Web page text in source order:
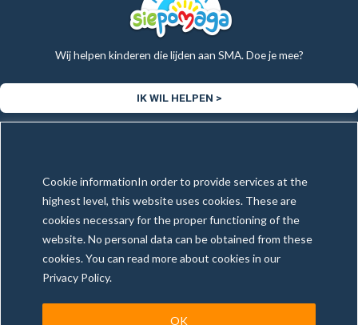
Cookie informationIn order to provide services at the
highest level, this website uses cookies. These are
cookies necessary for the proper functioning of the
website. No personal data can be obtained from these
cookies. You can read more about cookies in our
Privacy Policy.
OK
Wij helpen kinderen die lijden aan SMA. Doe je mee?
IK WIL HELPEN >
Copyright © 2025 Tax & More | Alle rechten voorbehouden
Gemaakt en onderhouden doorWebExpert4U.com
Algemene Voorwaarden
Privacybeleid